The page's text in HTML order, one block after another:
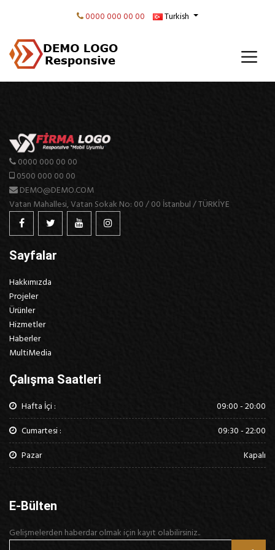
0000 000 00 00 Turkish
0000 000 00 00
0500 000 00 00
DEMO@DEMO.COM
Vatan Mahallesi, Vatan Sokak No: 00 / 00 İstanbul / TÜRKİYE
Sayfalar
Hakkımızda
Projeler
Ürünler
Hizmetler
Haberler
MultiMedia
Çalışma Saatleri
Hafta İçi :
09:00 - 20:00
Cumartesi :
09:30 - 22:00
Pazar
Kapalı
E-Bülten
Gelişmelerden haberdar olmak için kayıt olabilirsiniz..